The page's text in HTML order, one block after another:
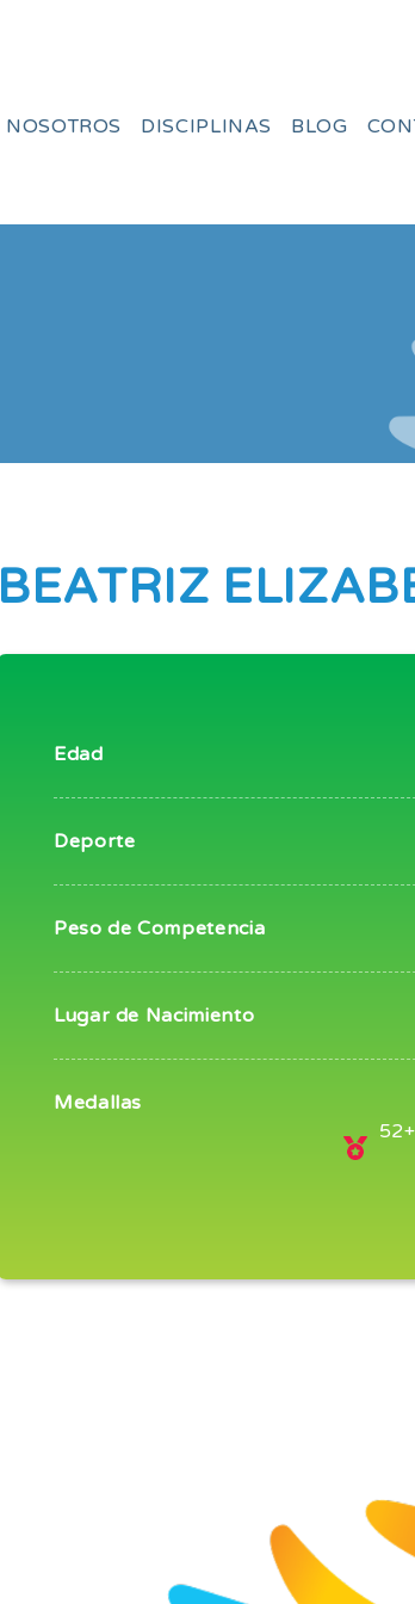
NOSOTROS DISCIPLINAS BLOG
BEATRIZ
Edad
Deporte
Peso de Competencia
Lugar de Nacimiento
Medallas